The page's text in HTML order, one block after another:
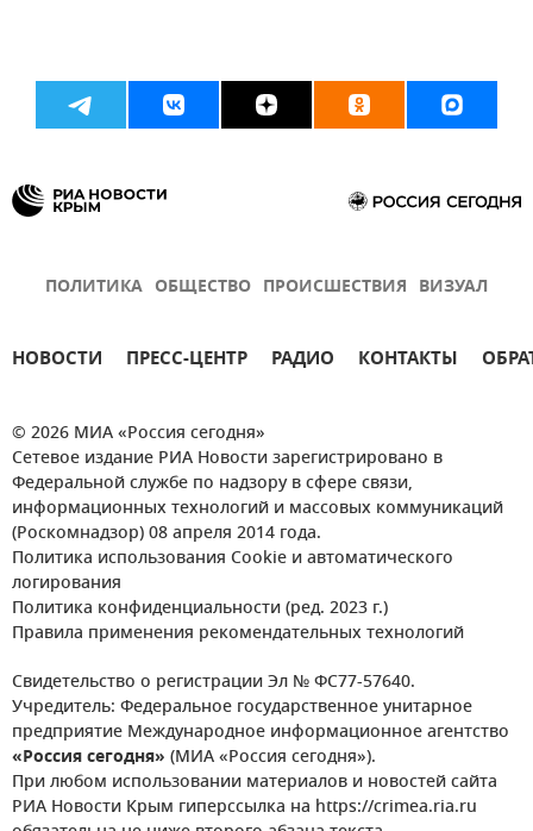
ПОЛИТИКА ОБЩЕСТВО ПРОИСШЕСТВИЯ ВИЗУАЛ
НОВОСТИ ПРЕСС-ЦЕНТР РАДИО КОНТАКТЫ
© 2026 МИА «Россия сегодня»
Сетевое издание РИА Новости зарегистрировано в
Федеральной службе по надзору в сфере связи,
информационных технологий и массовых коммуникаций
(Роскомнадзор) 08 апреля 2014 года.
Политика использования Cookie и автоматического
логирования
Политика конфиденциальности (ред. 2023 г.)
Правила применения рекомендательных технологий
Свидетельство о регистрации Эл № ФС77-57640.
Учредитель: Федеральное государственное унитарное
предприятие Международное информационное агентство
«Россия сегодня» (МИА «Россия сегодня»).
При любом использовании материалов и новостей сайта
РИА Новости Крым гиперссылка на https://crimea.ria.ru